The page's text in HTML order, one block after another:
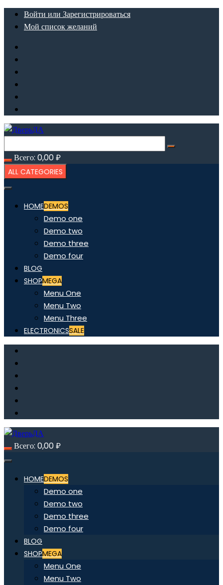
ПерейтиВойти или Зарегистрироваться
Мой список желаний
Всего: 0,00₽
ALL CATEGORIES
HOMEDEMOS
Demo one
Demo two
Demo three
Demo four
BLOG
SHOPMEGA
Menu One
Menu Two
Menu Three
ELECTRONICSSALE
Всего: 0,00₽
HOMEDEMOS
Demo one
Demo two
Demo three
Demo four
BLOG
SHOPMEGA
Menu One
Menu Two